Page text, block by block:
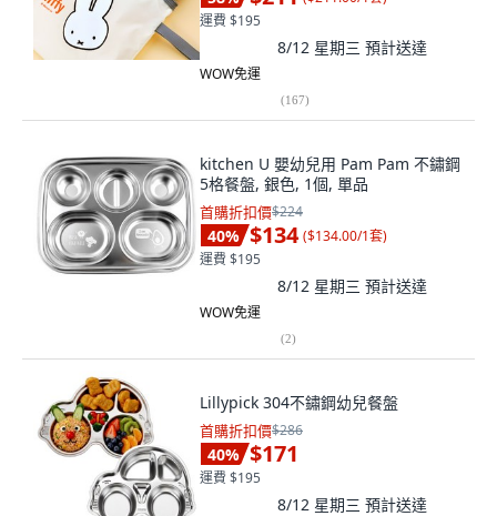
運費 $195
8/12 星期三 預計送達
WOW免運
(167)
kitchen U 嬰幼兒用 Pam Pam 不鏽鋼
5格餐盤, 銀色, 1個, 單品
首購折扣價$224
40% $134 ($134.00/1套)
運費 $195
8/12 星期三 預計送達
WOW免運
(2)
Lillypick 304不鏽鋼幼兒餐盤
首購折扣價$286
40% $171
運費 $195
8/12 星期三 預計送達